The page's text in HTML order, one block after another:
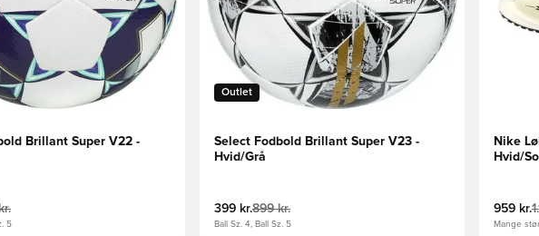
Brillant Super V22 -
5
Outlet
Select Fodbold Brillant Super V23 -
Hvid/Grå
399 kr.899 kr.
Ball Sz. 4, Ball Sz. 5
Nike
Hvid/
959 kr.
Mange